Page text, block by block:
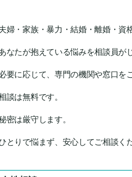
婦・家族・暴力・結婚・離婚・資
なたが抱えている悩みを相談員が
要に応じて、専門の機関や窓口を
談は無料です。
密は厳守します。
とりで悩まず、安心してご相談く